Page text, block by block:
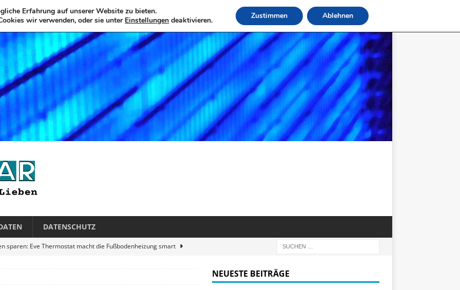
DATENSCHUTZ
sparen: Eve Thermostat macht die Fußbodenheizung smart
NEUESTE BEITRÄGE
Erfahrung auf unserer Website zu bieten.
wir verwenden, oder sie unter Einstellungen deaktivieren. Zustimmen Ablehnen